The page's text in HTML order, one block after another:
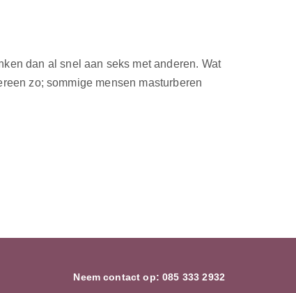
dan al snel aan seks met anderen. Wat
zo; sommige mensen masturberen
Neem contact op:085 333 2932